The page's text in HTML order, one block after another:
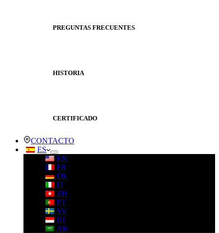
PREGUNTAS FRECUENTES
HISTORIA
CERTIFICADO
CONTACTO
ES
EN
FR
DE
IT
ZH
PT
SV
ID
AR